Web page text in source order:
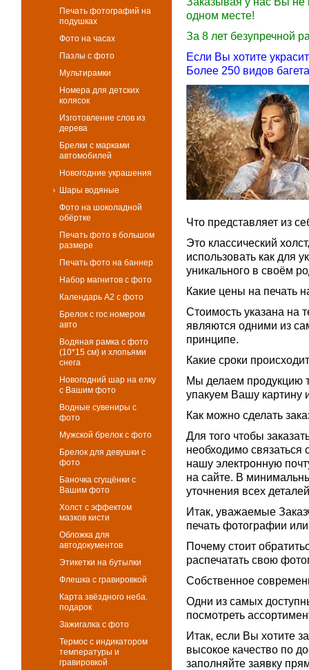
Печать фотографий на
подушках
Фото на часах
Пазлы с фото
Мультирамки
Номера для детских
колясок
Изготовление слов из
дерева
Брелки с марками
автомобилей
Новогодние украшения
Шары водяные
Фото на шоколадной
обёртке
Печать фото в большом
размере
Печать фото на баннер
Набор магнитов с фото
Календарь А2 с фото
Брелок с гос номером
авто
Водяная рамка с фото
(10*15 см) и хлопьями
снега
Новогодний шар на елку
с Вашим фото
Водные сувениры с
фото
Мужской брелок с фото
Брелок для девушки с
фото
Баночка сгущёнки с
Вашим фото
Холст с эффектом
мазков кисти
Обложка для
автодокументов
Этикетки на бутылки
Флешка с гравировкой
Карта звёздного неба.
подарок
Зажигалка с фото
Термос с индикатором
температуры и
гравировкой
одном месте!
За 8 лет безупречной
Если Вы хотите
Более 250 видов
Что представляет из
Это классический
использовать как для
уникального в своём
Какие цены на печать
Стоимость указана на
являются одними из
принципе.
Какие сроки
Мы делаем продукцию
упакуем Вашу картину
Как можно сделать
Для того чтобы
необходимо
нашу электронную
на сайте. В
уточнения всех
Итак, уважаемые
печать фотографии или
Почему стоит
распечатать свою
Собственное
Одни из самых
посмотреть
Итак, если Вы хотите
высокое качество по
заполняйте заявку